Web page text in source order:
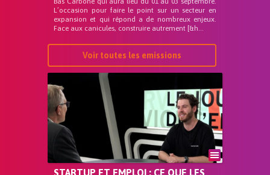
L’occasion pour faire le point sur un secteur en
expansion et qui répond a de nombreux enjeux.
Face aux canicules, construire autrement [&h...
Voir toutes les emissions
STARTUP ET EMPLOI : CE QUE LES